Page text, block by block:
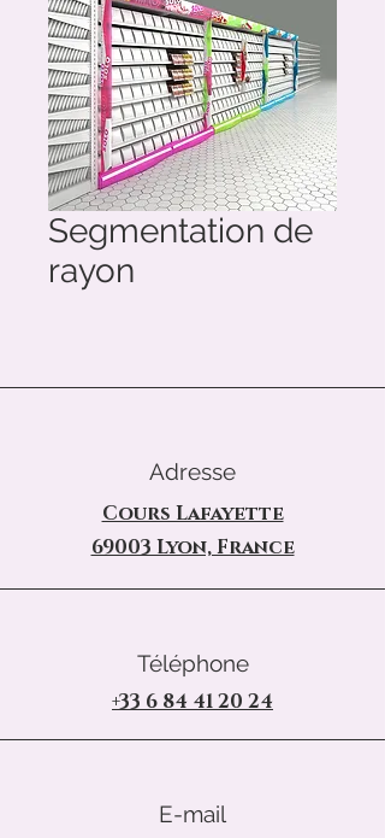
Segmentation de
rayon
Adresse
Cours Lafayette
69003 Lyon, France
Téléphone
+33 6 84 41 20 24
E-mail